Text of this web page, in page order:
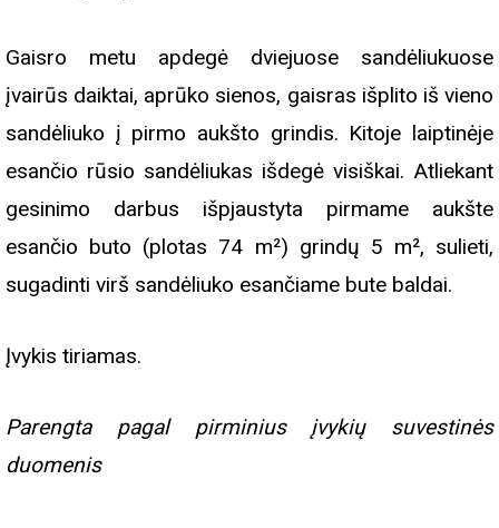
Gaisro metu apdegė dviejuose sandėliukuose
įvairūs daiktai, aprūko sienos, gaisras išplito iš vieno
sandėliuko į pirmo aukšto grindis. Kitoje laiptinėje
esančio rūsio sandėliukas išdegė visiškai. Atliekant
gesinimo darbus išpjaustyta pirmame aukšte
esančio buto (plotas 74 m²) grindų 5 m², sulieti,
sugadinti virš sandėliuko esančiame bute baldai.
Įvykis tiriamas.
Parengta pagal pirminius įvykių suvestinės
duomenis